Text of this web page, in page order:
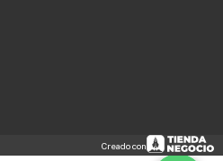
Creado con